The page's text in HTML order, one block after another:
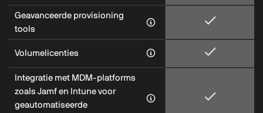
Geavanceerde provisioning
tools
Volumelicenties
Integratie met MDM-platforms
zoals Jamf en Intune voor
geautomatiseerde